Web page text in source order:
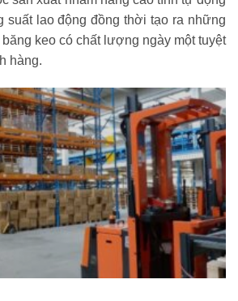
suất lao động đồng thời tạo ra những
keo có chất lượng ngày một tuyệt
hàng.